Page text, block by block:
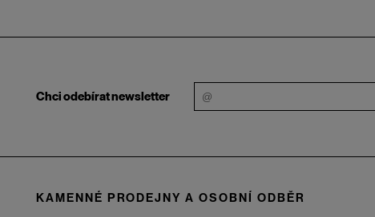
Chci odebírat newsletter
KAMENNÉ PRODEJNY A OSOBNÍ ODBĚR